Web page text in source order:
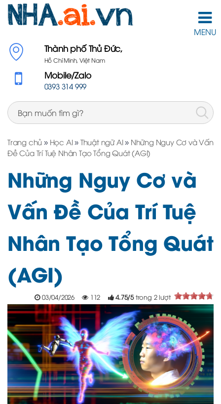
MENU
Thành phố Thủ Đức,
Hồ Chí Minh, Việt Nam
Mobile/Zalo
0393 314 999
Trang chủ » Học AI» Thuật ngữ AI» Những Nguy Cơ và Vấn
Đề Của Trí Tuệ Nhân Tạo Tổng Quát (AGI)
Những Nguy Cơ và
Vấn Đề Của Trí Tuệ
Nhân Tạo Tổng Quát
(AGI)
03/04/2026 112 4.75/5 trong 2lượt